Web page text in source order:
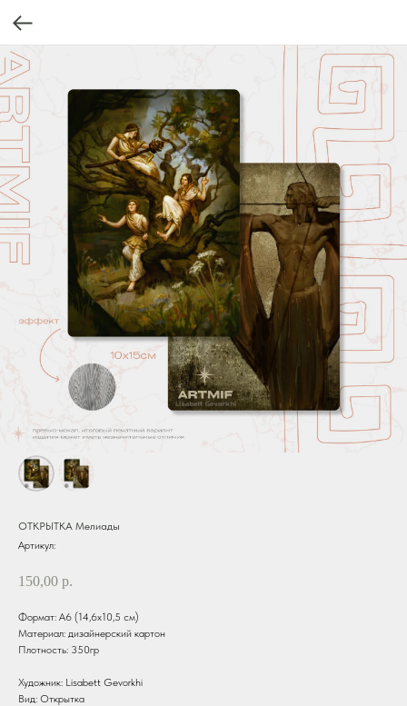
ОТКРЫТКА Мелиады
Артикул:
150,00 р.
Формат: А6 (14,6х10,5 см)
Материал: дизайнерский картон
Плотность: 350гр
Художник: Lisabett Gevorkhi
Вид: Открытка